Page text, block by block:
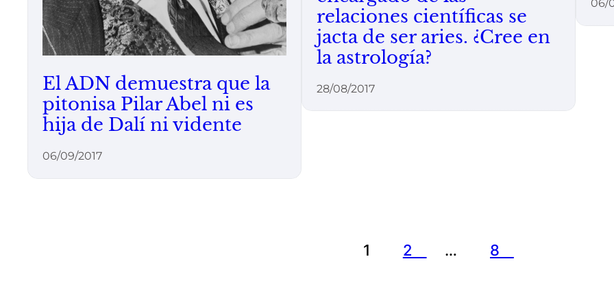
El ADN demuestra que la
pitonisa Pilar Abel ni es
hija de Dalí ni vidente
06/09/2017
relaciones científicas se
jacta de ser aries. ¿Cree en
la astrología?
28/08/2017
06/
1 2 … 8